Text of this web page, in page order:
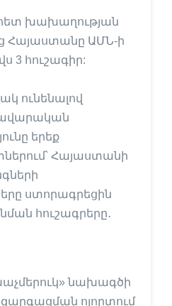
խախաղության
Հայաստանը ԱՄՆ-ի
3 հուշագիր:
ունենալով
երեք
Հայաստանի
ստորագրեցին
հուշագրերը․
նախագծի
զարգացման ոլորտում